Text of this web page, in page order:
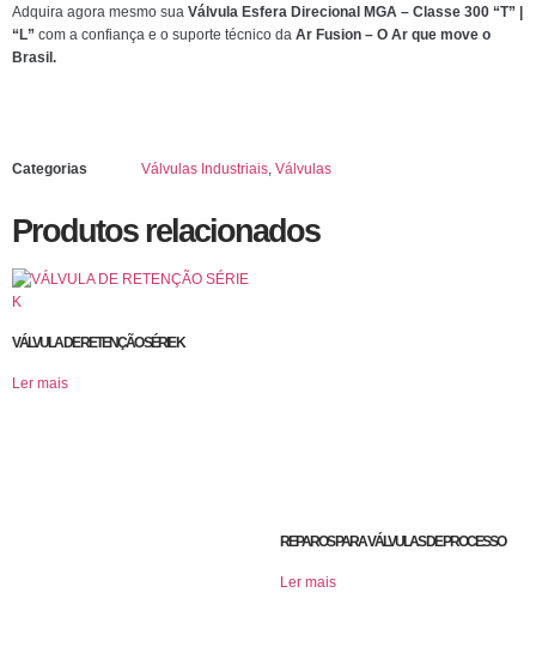
Adquira agora mesmo sua Válvula Esfera Direcional MGA – Classe 300 “T” |
“L” com a confiança e o suporte técnico da Ar Fusion – O Ar que move o
Brasil.
Categorias Válvulas Industriais, Válvulas
Produtos relacionados
VÁLVULA DE RETENÇÃO SÉRIE K
Ler mais
REPAROS PARA VÁLVULAS DE PROCESSO
Ler mais